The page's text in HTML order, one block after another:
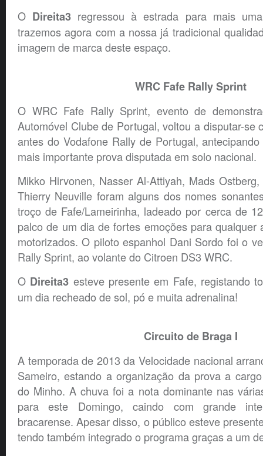
O Direita3 regressou à estrada para mais
trazemos agora com a nossa já tradicional
imagem de marca deste espaço.
WRC Fafe Rally Sprint
O WRC Fafe Rally Sprint, evento de
Automóvel Clube de Portugal, voltou a disputar-se
antes do Vodafone Rally de Portugal,
mais importante prova disputada em solo nacional.
Mikko Hirvonen, Nasser Al-Attiyah, Mads
Thierry Neuville foram alguns dos nomes
troço de Fafe/Lameirinha, ladeado por cerca de
palco de um dia de fortes emoções para qualquer
motorizados. O piloto espanhol Dani Sordo foi o
Rally Sprint, ao volante do Citroen DS3 WRC.
O Direita3 esteve presente em Fafe, registando
um dia recheado de sol, pó e muita adrenalina!
Circuito de Braga I
A temporada de 2013 da Velocidade nacional
Sameiro, estando a organização da prova a
do Minho. A chuva foi a nota dominante nas
para este Domingo, caindo com grande
bracarense. Apesar disso, o público esteve
tendo também integrado o programa graças a um